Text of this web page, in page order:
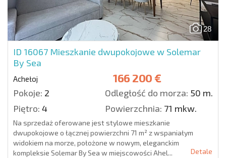
28
ID 16067 Mieszkanie dwupokojowe w Solemar
By Sea
Achełoj 166 200 €
Pokoje: 2 Odległość do morza: 50 m.
Piętro: 4 Powierzchnia: 71 mkw.
Na sprzedaż oferowane jest stylowe mieszkanie
dwupokojowe o łącznej powierzchni 71 m² z wspaniałym
widokiem na morze, położone w nowym, eleganckim
kompleksie Solemar By Sea w miejscowości Ahel...
Detale